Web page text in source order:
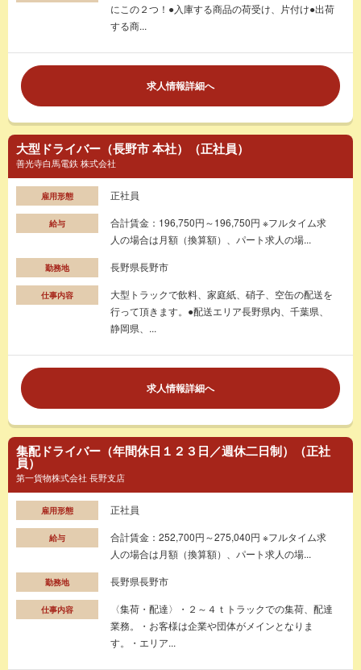
にこの２つ！●入庫する商品の荷受け、片付け●出荷
する商...
求人情報詳細へ
大型ドライバー（長野市 本社）（正社員）
善光寺白馬電鉄 株式会社
雇用形態 正社員
給与
合計賃金：196,750円～196,750円 ※フルタイム求
人の場合は月額（換算額）、パート求人の場...
勤務地 長野県長野市
仕事内容
大型トラックで飲料、家庭紙、硝子、空缶の配送を
行って頂きます。●配送エリア長野県内、千葉県、
静岡県、...
求人情報詳細へ
集配ドライバー（年間休日１２３日／週休二日制）（正社
員）
第一貨物株式会社 長野支店
雇用形態 正社員
給与
合計賃金：252,700円～275,040円 ※フルタイム求
人の場合は月額（換算額）、パート求人の場...
勤務地 長野県長野市
仕事内容
〈集荷・配達〉・２～４ｔトラックでの集荷、配達
業務。・お客様は企業や団体がメインとなりま
す。・エリア...